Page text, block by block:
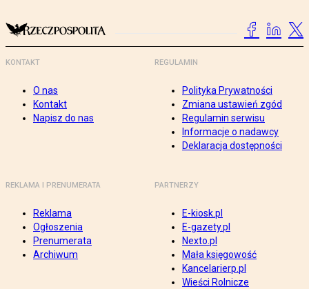
KONTAKT
O nas
Kontakt
Napisz do nas
REGULAMIN
Polityka Prywatności
Zmiana ustawień zgód
Regulamin serwisu
Informacje o nadawcy
Deklaracja dostępności
REKLAMA I PRENUMERATA
Reklama
Ogłoszenia
Prenumerata
Archiwum
PARTNERZY
E-kiosk.pl
E-gazety.pl
Nexto.pl
Mała księgowość
Kancelarierp.pl
Wieści Rolnicze